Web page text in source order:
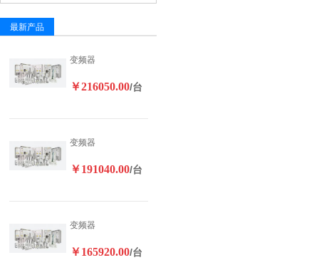
最新产品
变频器
￥216050.00/台
变频器
￥191040.00/台
变频器
￥165920.00/台